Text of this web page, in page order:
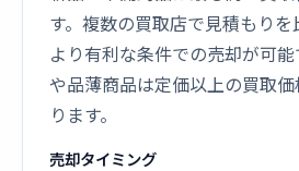
す。複数の買取店で見積もりを
より有利な条件での売却が可
や品薄商品は定価以上の買取
ります。
売却タイミング